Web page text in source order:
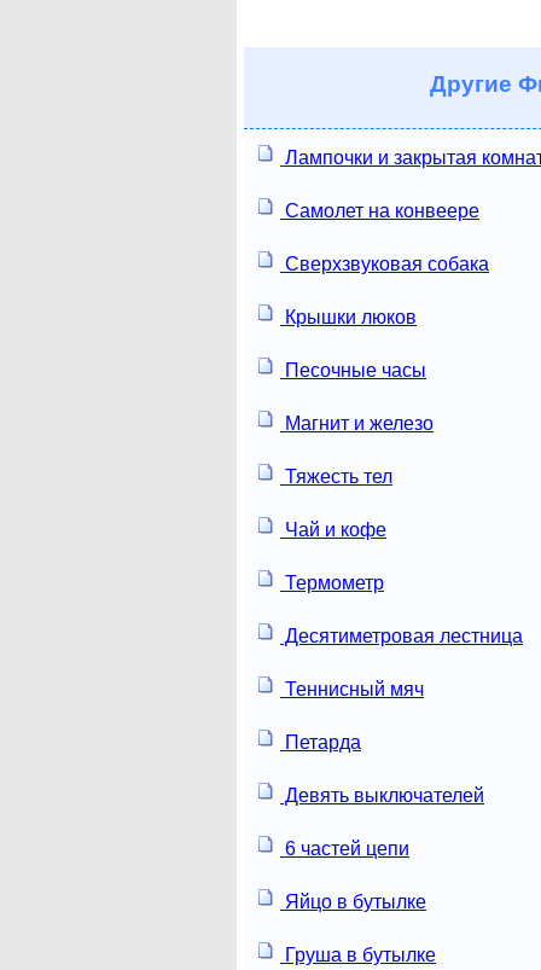
Другие
Лампочки и закрытая
Самолет на конвеере
Сверхзвуковая собака
Крышки люков
Песочные часы
Магнит и железо
Тяжесть тел
Чай и кофе
Термометр
Десятиметровая лестница
Теннисный мяч
Петарда
Девять выключателей
6 частей цепи
Яйцо в бутылке
Груша в бутылке